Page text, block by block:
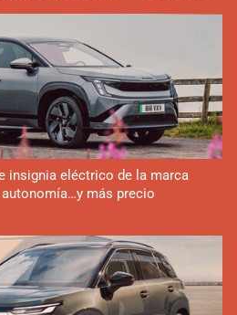
insignia eléctrico de la marca
más precio